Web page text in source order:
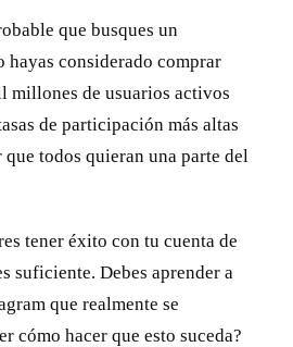
que busques un
considerado comprar
millones de usuarios activos
de participación más altas
que todos quieran una parte del
tener éxito con tu cuenta de
suficiente. Debes aprender a
que realmente se
cómo hacer que esto suceda?